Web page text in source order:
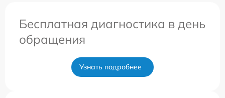
Бесплатная диагностика в день
обращения
Узнать подробнее